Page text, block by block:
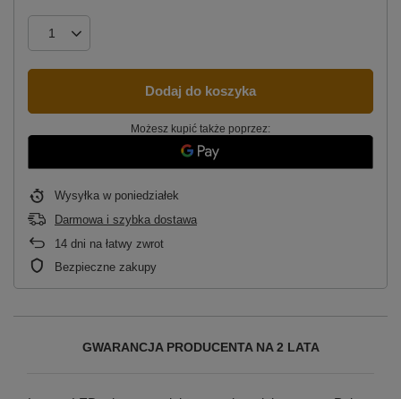
Dodaj do koszyka
Możesz kupić także poprzez:
Wysyłka w poniedziałek
Darmowa i szybka dostawa
14 dni na łatwy zwrot
Bezpieczne zakupy
GWARANCJA PRODUCENTA NA 2 LATA